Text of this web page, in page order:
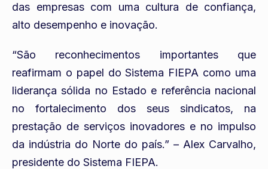
das empresas com uma cultura de confiança,
alto desempenho e inovação.
“São reconhecimentos importantes que
reafirmam o papel do Sistema FIEPA como uma
liderança sólida no Estado e referência nacional
no fortalecimento dos seus sindicatos, na
prestação de serviços inovadores e no impulso
da indústria do Norte do país.” – Alex Carvalho,
presidente do Sistema FIEPA.